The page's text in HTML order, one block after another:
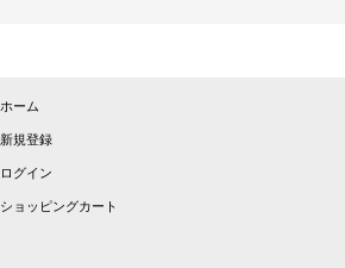
ホーム
新規登録
ログイン
ショッピングカート